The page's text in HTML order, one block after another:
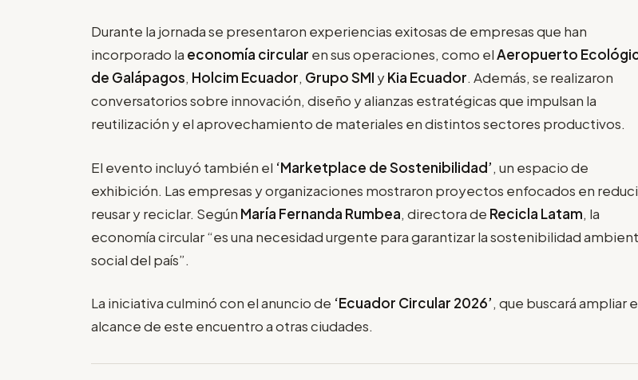
Durante la jornada se presentaron experiencias exitosas de empresas que han
incorporado la economía circular en sus operaciones, como elAeropuerto
de Galápagos, Holcim Ecuador, Grupo SMI yKia Ecuador. Además, se realizaron
conversatorios sobre innovación, diseño y alianzas estratégicas que impulsan la
reutilización y el aprovechamiento de materiales en distintos sectores productivos.
El evento incluyó también el ‘Marketplace de Sostenibilidad’, un espacio de
exhibición. Las empresas y organizaciones mostraron proyectos enfocados en
reusar y reciclar. Según María Fernanda Rumbea, directora de Recicla Latam, la
economía circular “es una necesidad urgente para garantizar la sostenibilidad
social del país”.
La iniciativa culminó con el anuncio de ‘Ecuador Circular 2026’, que buscará ampliar
alcance de este encuentro a otras ciudades.